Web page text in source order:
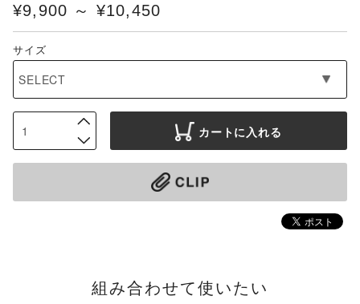
¥9,900 ～ ¥10,450
サイズ
カートに入れる
組み合わせて使いたい